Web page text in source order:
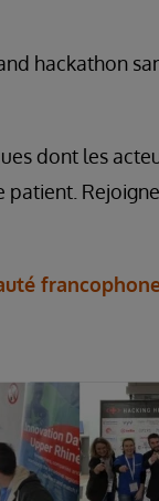
hackathon
dont les